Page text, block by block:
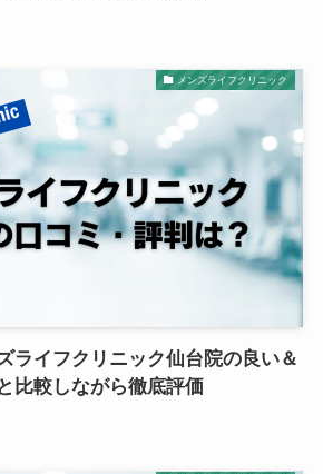
メンズライフクリニック
ライフクリニック仙台院の良い＆
比較しながら徹底評価